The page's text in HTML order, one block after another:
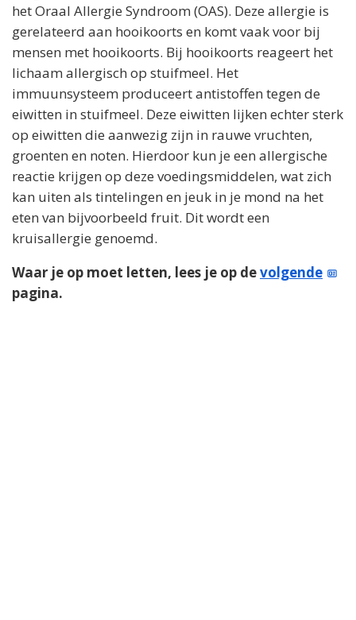
het Oraal Allergie Syndroom (OAS). Deze allergie is
gerelateerd aan hooikoorts en komt vaak voor bij
mensen met hooikoorts. Bij hooikoorts reageert het
lichaam allergisch op stuifmeel. Het
immuunsysteem produceert antistoffen tegen de
eiwitten in stuifmeel. Deze eiwitten lijken echter sterk
op eiwitten die aanwezig zijn in rauwe vruchten,
groenten en noten. Hierdoor kun je een allergische
reactie krijgen op deze voedingsmiddelen, wat zich
kan uiten als tintelingen en jeuk in je mond na het
eten van bijvoorbeeld fruit. Dit wordt een
kruisallergie genoemd.
Waar je op moet letten, lees je op devolgende
pagina.